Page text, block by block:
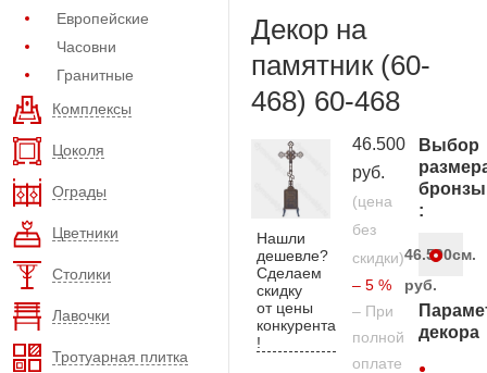
Европейские
Часовни
Гранитные
Комплексы
Цоколя
Ограды
Цветники
Столики
Лавочки
Тротуарная плитка
Декор на
памятник (60-
468) 60-468
Нашли
дешевле?
Сделаем
скидку
от цены
конкурента
!
46.500
руб.
(цена
без
скидки)
– 5 %
– При
полной
оплате
Выбор
бронзы
:
46.500
руб.
см.
декора